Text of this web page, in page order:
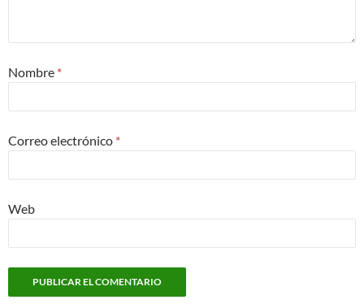
Nombre *
Correo electrónico *
Web